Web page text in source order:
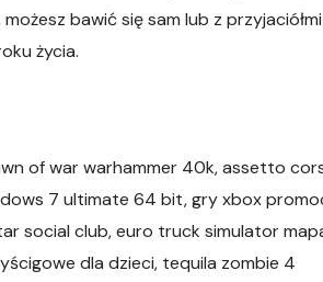
bawić się sam lub z
życia.
of war warhammer 40k, assetto
7 ultimate 64 bit, gry xbox
social club, euro truck simulator
dla dzieci, tequila zombie 4